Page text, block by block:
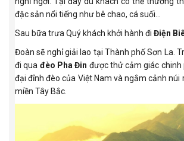
đặc sản nổi tiếng như bê chao, cá suối...
Sau bữa trưa Quý khách khởi hành đi Điện
Đoàn sẽ nghỉ giải lao tại Thành phố Sơn La.
đi qua đèo Pha Đin được thử cảm giác
đại đỉnh đèo của Việt Nam và ngắm cảnh núi
miền Tây Bắc.